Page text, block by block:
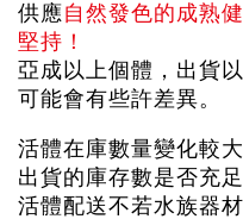
供應 自然發色的成熟
堅持！
亞成以上個體，出貨
可能會有些許差異。
活體在庫數量變化較
出貨的庫存數是否充足
活體配送不若水族器